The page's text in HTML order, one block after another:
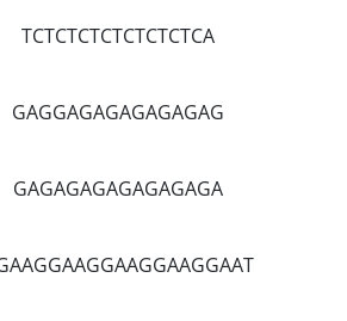
TCTCTCTCTCTCTCTCA
GAGGAGAGAGAGAGAG
GAGAGAGAGAGAGAGA